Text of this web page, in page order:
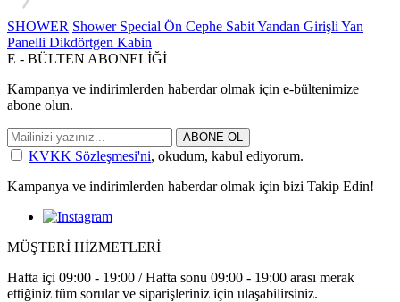
SHOWER Shower Special Ön Cephe Sabit Yandan Girişli Yan
Panelli Dikdörtgen Kabin
E - BÜLTEN ABONELİĞİ
Kampanya ve indirimlerden haberdar olmak için e-bültenimize
abone olun.
ABONE OL
KVKK Sözleşmesi'ni, okudum, kabul ediyorum.
Kampanya ve indirimlerden haberdar olmak için bizi Takip Edin!
MÜŞTERİ HİZMETLERİ
Hafta içi 09:00 - 19:00 / Hafta sonu 09:00 - 19:00 arası merak
ettiğiniz tüm sorular ve siparişleriniz için ulaşabilirsiniz.